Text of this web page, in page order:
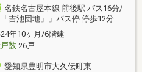
料を払うのはもうやめません
資産に使うべきです。不動産
にお応えする準備はできてお
お問合せくださいませ。
名鉄名古屋本線 前後駅 バス16分/
「吉池団地」」バス停 停歩12分
年10ヶ月/6階建
数26戸
愛知県豊明市大久伝町東